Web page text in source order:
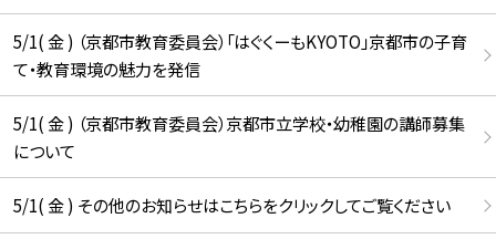
5/1( 金 ) （京都市教育委員会）「はぐくーもKYOTO」京都市の子育
て・教育環境の魅力を発信
5/1( 金 ) （京都市教育委員会）京都市立学校・幼稚園の講師募集
について
5/1( 金 ) その他のお知らせはこちらをクリックしてご覧ください